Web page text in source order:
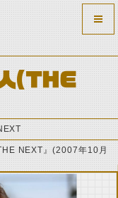
（THE
NEXT』(2007年10月